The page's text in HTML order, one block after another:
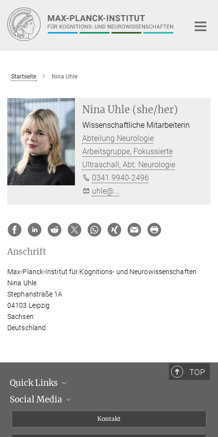
Hauptinhalt
Startseite Nina Uhle
Nina Uhle (she/her)
Wissenschaftliche Mitarbeiterin
Abteilung Neurologie
Arbeitsgruppe, Fokussierte
Ultraschall, Abt. Neurologie
0341 9940-2496
uhle@...
Anschrift
Max-Planck-Institut für Kognitions- und Neurowissenschaften
Nina Uhle
Stephanstraße 1A
04103 Leipzig
Sachsen
Deutschland
TOP
Quick Links
Institutsleitung
Social Media
Kontakt